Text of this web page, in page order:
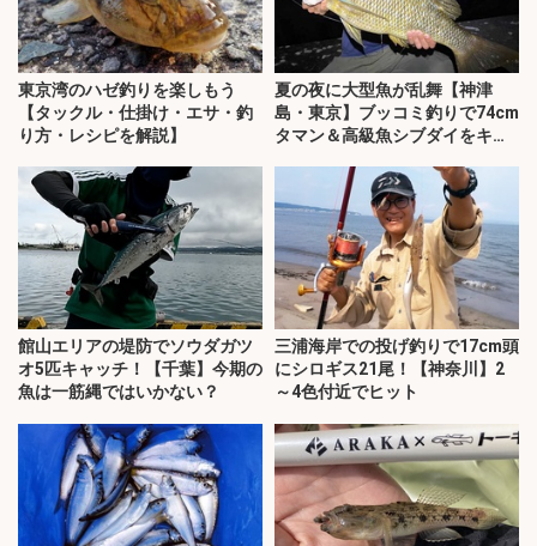
東京湾のハゼ釣りを楽しもう
【タックル・仕掛け・エサ・釣
り方・レシピを解説】
夏の夜に大型魚が乱舞【神津
島・東京】ブッコミ釣りで74cm
タマン＆高級魚シブダイをキャ
館山エリアの堤防でソウダガツ
オ5匹キャッチ！【千葉】今期の
魚は一筋縄ではいかない？
三浦海岸での投げ釣りで17cm頭
にシロギス21尾！【神奈川】2
～4色付近でヒット